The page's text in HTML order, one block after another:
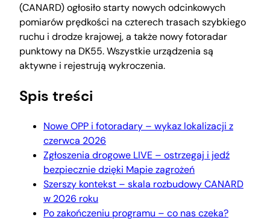
(CANARD) ogłosiło starty nowych odcinkowych
pomiarów prędkości na czterech trasach szybkiego
ruchu i drodze krajowej, a także nowy fotoradar
punktowy na DK55. Wszystkie urządzenia są
aktywne i rejestrują wykroczenia.
Spis treści
Nowe OPP i fotoradary – wykaz lokalizacji z
czerwca 2026
Zgłoszenia drogowe LIVE – ostrzegaj i jedź
bezpiecznie dzięki Mapie zagrożeń
Szerszy kontekst – skala rozbudowy CANARD
w 2026 roku
Po zakończeniu programu – co nas czeka?